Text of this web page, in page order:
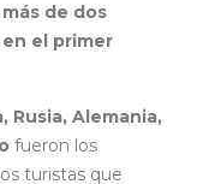
de dos
el primer
Rusia, Alemania,
fueron los
turistas que